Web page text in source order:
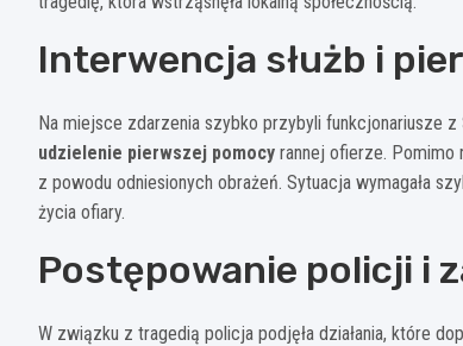
Interwencja służb i
Na miejsce zdarzenia szybko przybyli funkcjonariusze
udzielenie pierwszej pomocy rannej ofierze. Pomimo
z powodu odniesionych obrażeń. Sytuacja wymagała
życia ofiary.
Postępowanie policji i
W związku z tragedią policja podjęła działania, które